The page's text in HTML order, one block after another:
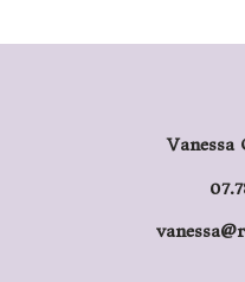
Vanessa